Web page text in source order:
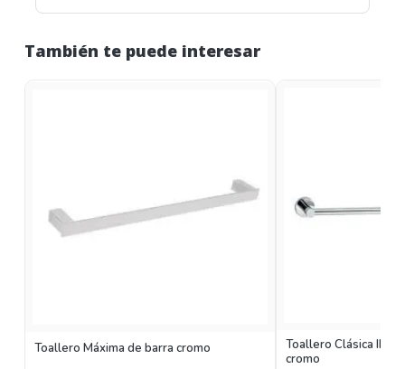
También te puede interesar
Toallero Máxima de barra cromo
Toallero Clásica II de
cromo